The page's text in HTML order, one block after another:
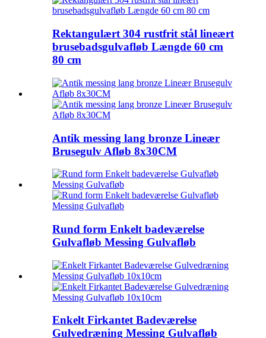
Rektangulært 304 rustfrit stål lineært
brusebadsgulvafløb Længde 60 cm
80 cm
Antik messing lang bronze Lineær
Brusegulv Afløb 8x30CM
Rund form Enkelt badeværelse
Gulvafløb Messing Gulvafløb
Enkelt Firkantet Badeværelse
Gulvedræning Messing Gulvafløb